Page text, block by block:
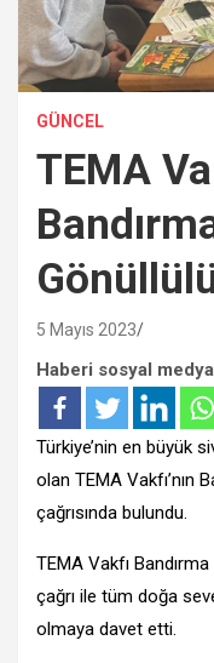
GÜNCEL
TEMA
5 Mayıs 2023
Haberi sosyal
Türkiye’nin en büyük
olan TEMA Vakfı’nın
çağrısında bulundu.
TEMA Vakfı
çağrı ile tüm doğa
olmaya davet etti.